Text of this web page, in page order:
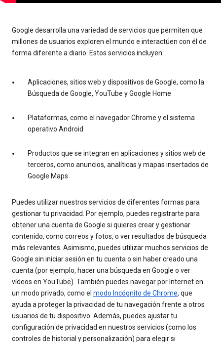
Google desarrolla una variedad de servicios que permiten que
millones de usuarios exploren el mundo e interactúen con él de
forma diferente a diario. Estos servicios incluyen:
Aplicaciones, sitios web y dispositivos de Google, como la
Búsqueda de Google, YouTube y Google Home
Plataformas, como el navegador Chrome y el sistema
operativo Android
Productos que se integran en aplicaciones y sitios web de
terceros, como anuncios, analíticas y mapas insertados de
Google Maps
Puedes utilizar nuestros servicios de diferentes formas para
gestionar tu privacidad. Por ejemplo, puedes registrarte para
obtener una cuenta de Google si quieres crear y gestionar
contenido, como correos y fotos, o ver resultados de búsqueda
más relevantes. Asimismo, puedes utilizar muchos servicios de
Google sin iniciar sesión en tu cuenta o sin haber creado una
cuenta (por ejemplo, hacer una búsqueda en Google o ver
vídeos en YouTube). También puedes navegar por Internet en
un modo privado, como el modo Incógnito de Chrome, que
ayuda a proteger la privacidad de tu navegación frente a otros
usuarios de tu dispositivo. Además, puedes ajustar tu
configuración de privacidad en nuestros servicios (como los
controles de historial y personalización) para elegir si